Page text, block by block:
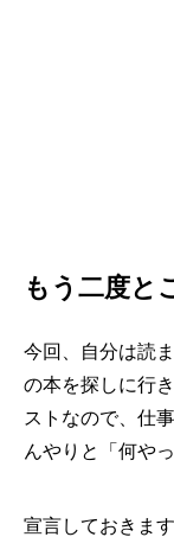
もう二度と
今回、自分は読
の本を探しに行
ストなので、仕
んやりと「何や
宣言しておきま